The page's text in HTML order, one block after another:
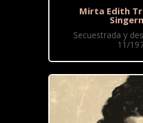
Mirta Edith
Secuestrada y
11/